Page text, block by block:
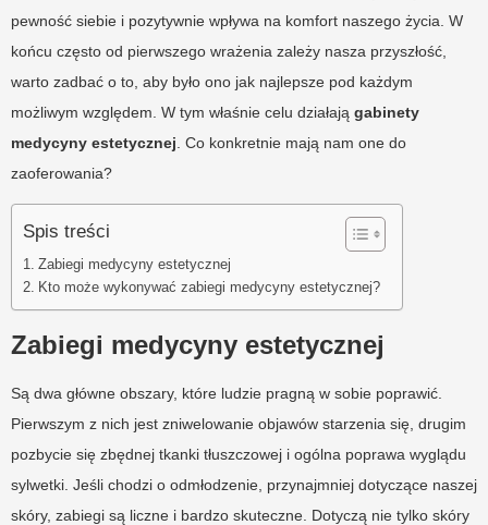
pewność siebie i pozytywnie wpływa na komfort naszego życia. W
końcu często od pierwszego wrażenia zależy nasza przyszłość,
warto zadbać o to, aby było ono jak najlepsze pod każdym
możliwym względem. W tym właśnie celu działają gabinety
medycyny estetycznej . Co konkretnie mają nam one do
zaoferowania?
Spis treści
Zabiegi medycyny estetycznej
Kto może wykonywać zabiegi medycyny estetycznej?
Zabiegi medycyny estetycznej
Są dwa główne obszary, które ludzie pragną w sobie poprawić.
Pierwszym z nich jest zniwelowanie objawów starzenia się, drugim
pozbycie się zbędnej tkanki tłuszczowej i ogólna poprawa wyglądu
sylwetki. Jeśli chodzi o odmłodzenie, przynajmniej dotyczące naszej
skóry, zabiegi są liczne i bardzo skuteczne. Dotyczą nie tylko skóry